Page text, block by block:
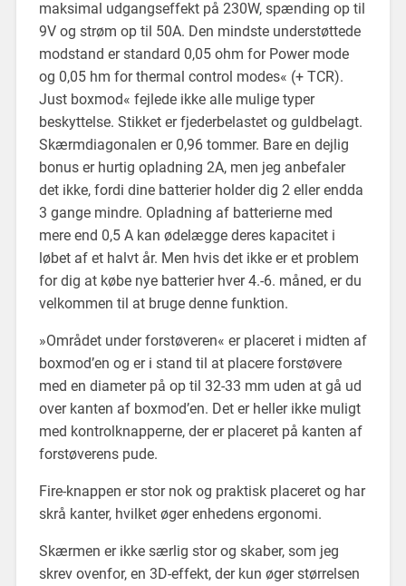
maksimal udgangseffekt på 230W, spænding op til
9V og strøm op til 50A. Den mindste understøttede
modstand er standard 0,05 ohm for Power mode
og 0,05 hm for thermal control modes« (+ TCR).
Just boxmod« fejlede ikke alle mulige typer
beskyttelse. Stikket er fjederbelastet og guldbelagt.
Skærmdiagonalen er 0,96 tommer. Bare en dejlig
bonus er hurtig opladning 2A, men jeg anbefaler
det ikke, fordi dine batterier holder dig 2 eller endda
3 gange mindre. Opladning af batterierne med
mere end 0,5 A kan ødelægge deres kapacitet i
løbet af et halvt år. Men hvis det ikke er et problem
for dig at købe nye batterier hver 4.-6. måned, er du
velkommen til at bruge denne funktion.
»Området under forstøveren« er placeret i midten af
boxmod’en og er i stand til at placere forstøvere
med en diameter på op til 32-33 mm uden at gå ud
over kanten af boxmod’en. Det er heller ikke muligt
med kontrolknapperne, der er placeret på kanten af
forstøverens pude.
Fire-knappen er stor nok og praktisk placeret og har
skrå kanter, hvilket øger enhedens ergonomi.
Skærmen er ikke særlig stor og skaber, som jeg
skrev ovenfor, en 3D-effekt, der kun øger størrelsen